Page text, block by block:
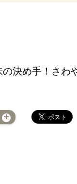
決め手！さわ